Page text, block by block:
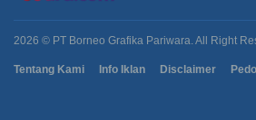
2026 © PT Borneo Grafika Pariwara. All Right
Tentang Kami Info Iklan Disclaimer